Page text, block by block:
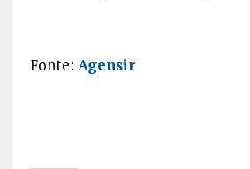
Fonte: Agensir